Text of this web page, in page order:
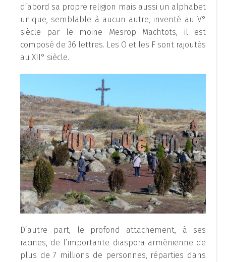
d’abord sa propre religion mais aussi un alphabet
unique, semblable à aucun autre, inventé au V°
siècle par le moine Mesrop Machtots, il est
composé de 36 lettres. Les O et les F sont rajoutés
au XII° siècle.
D’autre part, le profond attachement, à ses
racines, de l’importante diaspora arménienne de
plus de 7 millions de personnes, réparties dans